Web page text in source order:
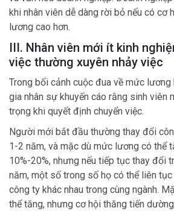
khi nhân viên dễ dàng rời bỏ nếu có cơ
lương cao hơn.
III. Nhân viên mới ít kinh
việc thường xuyên nhảy việc
Trong bối cảnh cuộc đua về mức lương
gia nhân sự khuyến cáo rằng sinh viên
trọng khi quyết định chuyển việc.
Người mới bắt đầu thường thay đổi
1-2 năm, và mặc dù mức lương có thể
10%-20%, nhưng nếu tiếp tục thay đổi
năm, một số trong số họ có thể liên tục
công ty khác nhau trong cùng ngành.
thể tăng, nhưng cơ hội thăng tiến